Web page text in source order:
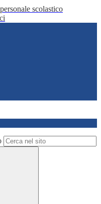
scolastico